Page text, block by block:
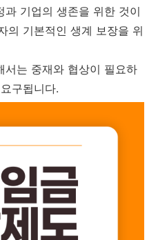
기업의 생존을 위한 것이
의 기본적인 생계 보장을 위
서는 중재와 협상이 필요하
구됩니다.